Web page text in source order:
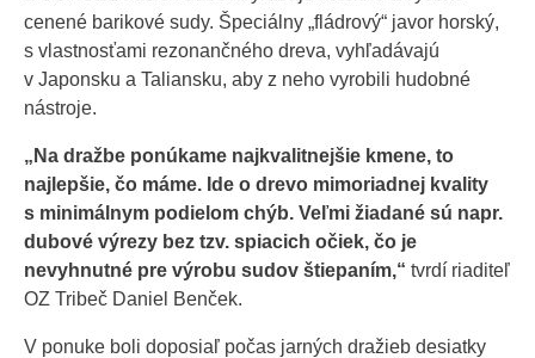
cenené barikové sudy. Špeciálny „fládrový“ javor horský,
s vlastnosťami rezonančného dreva, vyhľadávajú
v Japonsku a Taliansku, aby z neho vyrobili hudobné
nástroje.
„ Na dražbe ponúkame najkvalitnejšie kmene, to
najlepšie, čo máme. Ide o drevo mimoriadnej kvality
s minimálnym podielom chýb. Veľmi žiadané sú napr.
dubové výrezy bez tzv. spiacich očiek, čo je
nevyhnutné pre výrobu sudov štiepaním,“ tvrdí riaditeľ
OZ Tribeč Daniel Benček.
V ponuke boli doposiaľ počas jarných dražieb desiatky